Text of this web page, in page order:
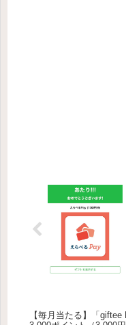
【毎月当たる】「